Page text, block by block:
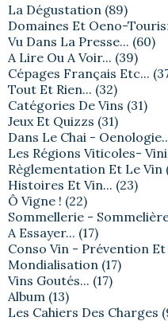
La Dégustation (89)
Domaines Et Oeno-
Vu Dans La Presse... (60)
A Lire Ou A Voir... (39)
Cépages Français Etc...
Tout Et Rien... (32)
Catégories De Vins (31)
Jeux Et Quizzs (31)
Dans Le Chai -
Les Régions Viticoles-
Règlementation Et Le Vin
Histoires Et Vin... (23)
Ô Vigne ! (22)
Sommellerie -
A Essayer... (17)
Conso Vin - Prévention Et
Mondialisation (17)
Vins Goutés... (17)
Album (13)
Les Cahiers Des Charges